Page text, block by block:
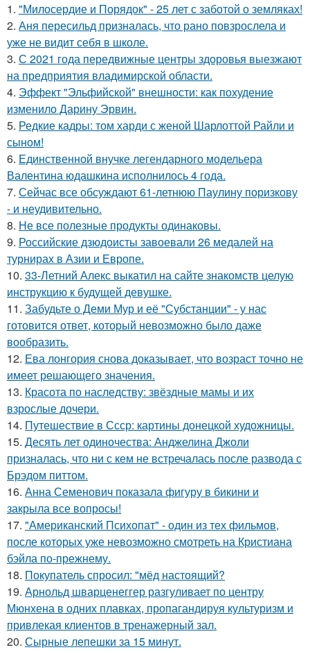
1. "Милосердие и Порядок" - 25 лет с заботой о земляках!
2. Аня пересильд призналась, что рано повзрослела и
уже не видит себя в школе.
3. С 2021 года передвижные центры здоровья выезжают
на предприятия владимирской области.
4. Эффект "Эльфийской" внешности: как похудение
изменило Дарину Эрвин.
5. Редкие кадры: том харди с женой Шарлоттой Райли и
сыном!
6. Единственной внучке легендарного модельера
Валентина юдашкина исполнилось 4 года.
7. Сейчас все обсуждают 61-летнюю Паулину поризкову
- и неудивительно.
8. Не все полезные продукты одинаковы.
9. Российские дзюдоисты завоевали 26 медалей на
турнирах в Азии и Европе.
10. 33-Летний Алекс выкатил на сайте знакомств целую
инструкцию к будущей девушке.
11. Забудьте о Деми Мур и её "Субстанции" - у нас
готовится ответ, который невозможно было даже
вообразить.
12. Ева лонгория снова доказывает, что возраст точно не
имеет решающего значения.
13. Красота по наследству: звёздные мамы и их
взрослые дочери.
14. Путешествие в Ссср: картины донецкой художницы.
15. Десять лет одиночества: Анджелина Джоли
призналась, что ни с кем не встречалась после развода с
Брэдом питтом.
16. Анна Семенович показала фигуру в бикини и
закрыла все вопросы!
17. "Американский Психопат" - один из тех фильмов,
после которых уже невозможно смотреть на Кристиана
бэйла по-прежнему.
18. Покупатель спросил: "мёд настоящий?
19. Арнольд шварценеггер разгуливает по центру
Мюнхена в одних плавках, пропагандируя культуризм и
привлекая клиентов в тренажерный зал.
20. Сырные лепешки за 15 минут.